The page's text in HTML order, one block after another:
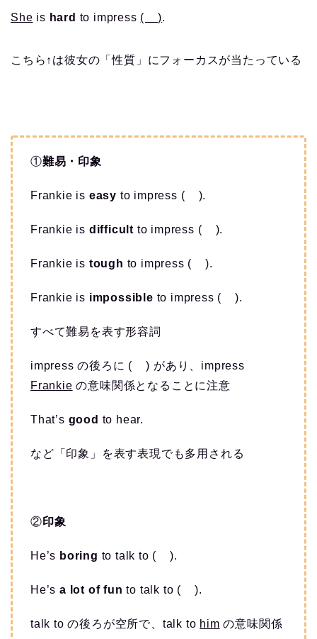
She is hard to impress ( ).
こちら↑は彼女の「性質」にフォーカスが当たっている
①難易・印象
Frankie is easy to impress ( ).
Frankie is difficult to impress ( ).
Frankie is tough to impress ( ).
Frankie is impossible to impress ( ).
すべて難易を表す形容詞
impress の後ろに ( ) があり、impress
Frankie の意味関係となることに注意
That’s good to hear.
など「印象」を表す表現でも多用される
②印象
He’s boring to talk to ( ).
He’s a lot of fun to talk to ( ).
talk to の後ろが空所で、talk to him の意味関係